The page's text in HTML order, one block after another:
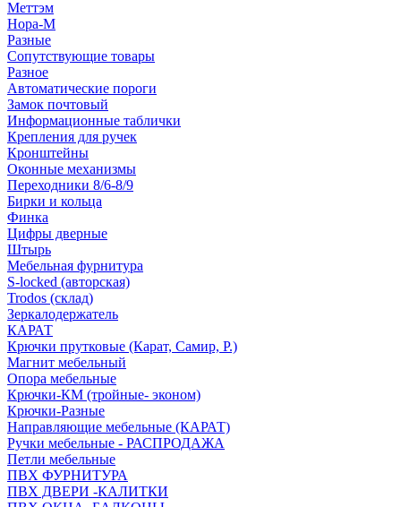
Меттэм
Нора-М
Разные
Сопутствующие товары
Разное
Автоматические пороги
Замок почтовый
Информационные таблички
Крепления для ручек
Кронштейны
Оконные механизмы
Переходники 8/6-8/9
Бирки и кольца
Финка
Цифры дверные
Штырь
Мебельная фурнитура
S-locked (авторская)
Trodos (склад)
Зеркалодержатель
КАРАТ
Крючки прутковые (Карат, Самир, Р.)
Магнит мебельный
Опора мебельные
Крючки-КМ (тройные- эконом)
Крючки-Разные
Направляющие мебельные (КАРАТ)
Ручки мебельные - РАСПРОДАЖА
Петли мебельные
ПВХ ФУРНИТУРА
ПВХ ДВЕРИ -КАЛИТКИ